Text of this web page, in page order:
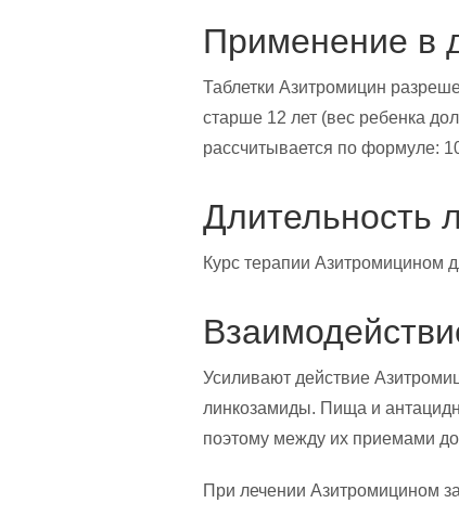
Применение в
Таблетки Азитромицин
старше 12 лет (вес ребенка
рассчитывается по формуле:
Длительность
Курс терапии Азитромицином
Усиливают действие
линкозамиды. Пища и
поэтому между их приемами
При лечении Азитромицином